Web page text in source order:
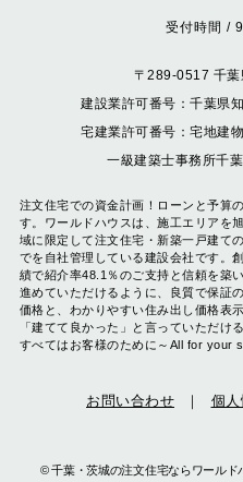
受付時間 /
〒289-0517 千
建設業許可番号：千葉県
宅建業許可番号：宅地建
一級建築士事務所千
注文住宅での資金計画！ローンと予
す。ワールドハウスは、施工エリアを
域に限定して注文住宅・新築一戸建て
でを自社管理している建設会社です。
績で紹介率48.1％のご支持と信頼を築
進めていただけるように、良質で保証
価格と、わかりやすい住み出し価格表
「建てて良かった」と言っていただけ
すべてはお客様のために～All for your
お問い合わせ 個
©千葉・茨城の注文住宅ならワール